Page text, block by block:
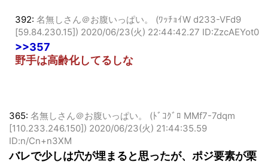
392:名無しさん＠お腹いっぱい。 (ﾜｯﾁｮｲW d233-VFd9
[59.84.230.15])
>>357
365:名無しさん＠お腹いっぱい。 (ﾄﾞｺｸﾞﾛ MMf7-7dqm
[110.233.246.150])
ID:n/Cn+n3XM